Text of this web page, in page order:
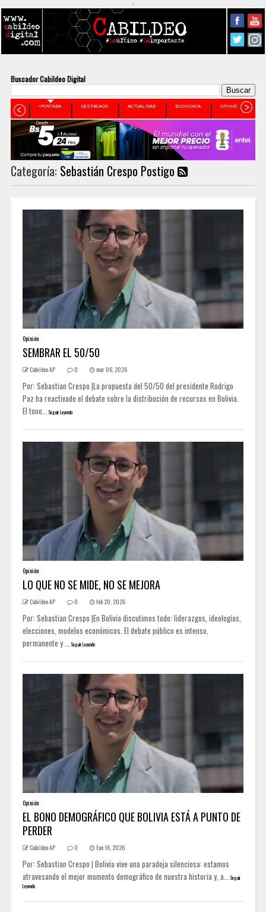
-
Buscador Cabildeo Digital
•PORTADA DESTACADO ACTUALIDAD ECONOMÍA OPINIÓN
Categoría: Sebastián Crespo Postigo
Opinión
SEMBRAR EL 50/50
Cabildeo AP 0 mar 06, 2026
Por: Sebastian Crespo |La propuesta del 50/50 del presidente Rodrigo
Paz ha reactivado el debate sobre la distribución de recursos en Bolivia.
El tono... Seguir Leyendo
Opinión
LO QUE NO SE MIDE, NO SE MEJORA
Cabildeo AP 0 feb 20, 2026
Por: Sebastian Crespo |En Bolivia discutimos todo: liderazgos, ideologías,
elecciones, modelos económicos. El debate público es intenso,
permanente y ... Seguir Leyendo
Opinión
EL BONO DEMOGRÁFICO QUE BOLIVIA ESTÁ A PUNTO DE
PERDER
Cabildeo AP 0 Ene 16, 2026
Por: Sebastian Crespo | Bolivia vive una paradoja silenciosa: estamos
atravesando el mejor momento demográfico de nuestra historia y, a... Seguir
Leyendo